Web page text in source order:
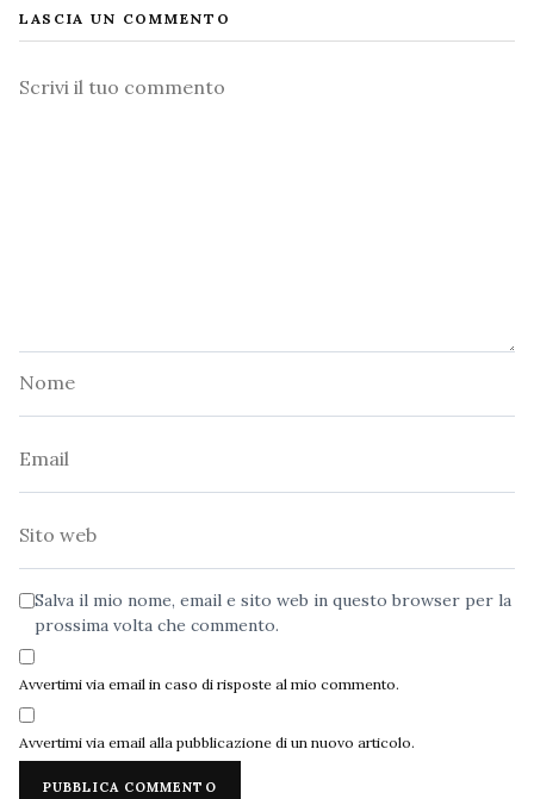
LASCIA UN COMMENTO
Commento
Salva il mio nome, email e sito web in questo browser per la
prossima volta che commento.
Avvertimi via email in caso di risposte al mio commento.
Avvertimi via email alla pubblicazione di un nuovo articolo.